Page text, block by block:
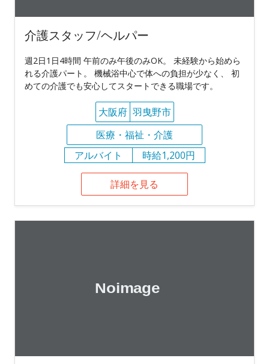
介護スタッフ/ヘルパー
週2日1日4時間 午前のみ午後のみOK。 未経験から始めら
れる介護パート。 機械浴中心で体への負担が少なく、 初
めての介護でも安心してスタートできる職場です。
大阪府 羽曳野市
医療・福祉・介護
アルバイト
時給1,200円
詳細を見る